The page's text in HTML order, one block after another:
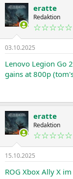
eratte
Redaktion
03.10.2025
Lenovo Legion Go
gains at 800p
eratte
Redaktion
15.10.2025
ROG Xbox Ally X